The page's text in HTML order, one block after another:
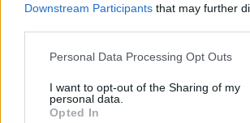
Downstream Participants that may further
Personal Data Processing Opt Outs
I want to opt-out of the Sharing of my
personal data.
Opted In